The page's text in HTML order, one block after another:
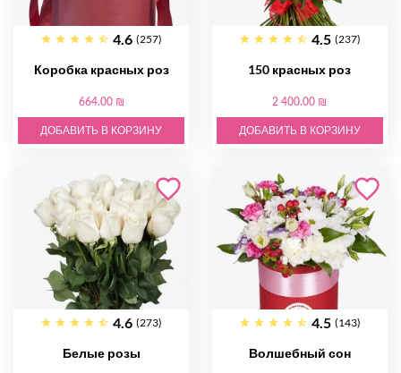
4.6 (257)
Коробка красных роз
664.00 ₪
ДОБАВИТЬ В КОРЗИНУ
4.5 (237)
150 красных роз
2 400.00 ₪
ДОБАВИТЬ В КОРЗИНУ
4.6 (273)
Белые розы
4.5 (143)
Волшебный сон